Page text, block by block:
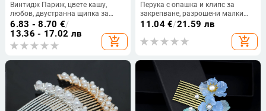
Винтидж Париж, цвете кашу,
любов, двустранна щипка за
хващане, висококачествена
щипка за глава с панделка, фиба
за коса на гърба на главата,
щипка за акула
6.83 - 8.70 €/
13.36 - 17.02 лв
add_shopping_cart
Перука с опашка и клипс за
закрепване, разрошени малки
къдрици, модел FY219, високо
подходяща за дами
11.04€/21.59 лв
add_shopping_cart